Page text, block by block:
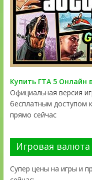
Купить ГТА 5 Онлайн
Официальная версия
бесплатным доступом
прямо сейчас
Игровая валюта
Супер цены на игры и